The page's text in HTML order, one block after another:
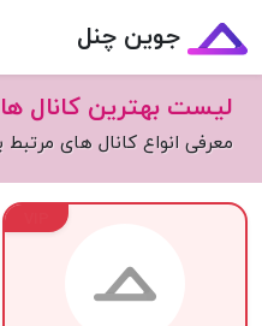
جوین چنل
لیست بهترین کانال
معرفی انواع کانال های